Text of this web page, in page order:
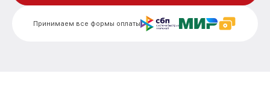
от 500₽
Принимаем все формы оплаты